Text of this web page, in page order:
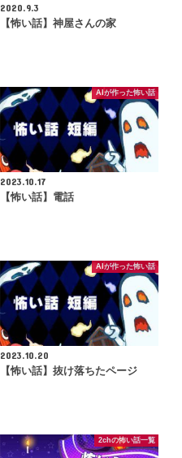
2020.9.3
【怖い話】神屋さんの家
AIが作った怖い話
2023.10.17
【怖い話】電話
AIが作った怖い話
2023.10.20
【怖い話】抜け落ちたページ
2chの怖い話一覧